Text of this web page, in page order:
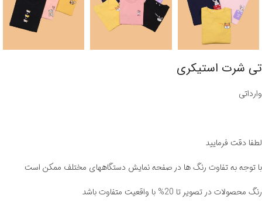
تی شرت استیکری
وارداتی
لطفا دقت فرمایید
با توجه به تفاوت رنگ ها در صفحه نمایش دستگاههای مختلف ممکن است
رنگ محصولات در تصویر تا 20% با واقعیت متفاوت باشد